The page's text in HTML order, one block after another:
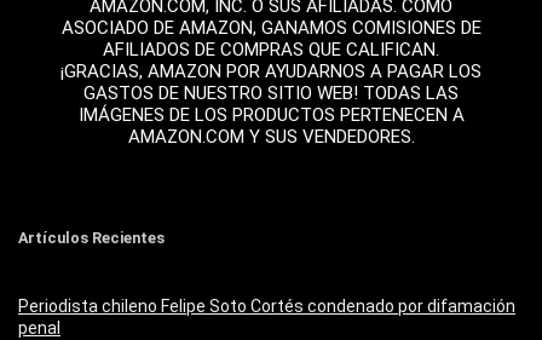
AMAZON.COM, INC. O SUS AFILIADAS. COMO
ASOCIADO DE AMAZON, GANAMOS COMISIONES DE
AFILIADOS DE COMPRAS QUE CALIFICAN.
¡GRACIAS, AMAZON POR AYUDARNOS A PAGAR LOS
GASTOS DE NUESTRO SITIO WEB! TODAS LAS
IMÁGENES DE LOS PRODUCTOS PERTENECEN A
AMAZON.COM Y SUS VENDEDORES.
Artículos Recientes
Periodista chileno Felipe Soto Cortés condenado por difamación
penal